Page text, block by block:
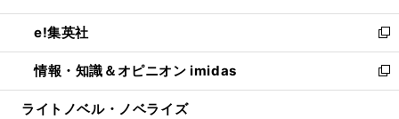
開
く
ウ
で
開
く
ン
ド
ウ
で
開
ウ
ィ
ン
ド
ウ
し
い
ウ
ィ
ン
e!集英社
新
し
い
ウ
情報・知識＆オピニオン imidas
新
し
ライトノベル・ノベライズ